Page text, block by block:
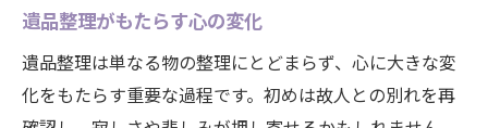
心を込めた整理の進め方
遺品整理を通して心豊かな時間を過ごす工夫
心豊かな時間を作る方法
遺品整理がもたらす心の変化
遺品整理は単なる物の整理にとどまらず、心に大きな変
化をもたらす重要な過程です。初めは故人との別れを再